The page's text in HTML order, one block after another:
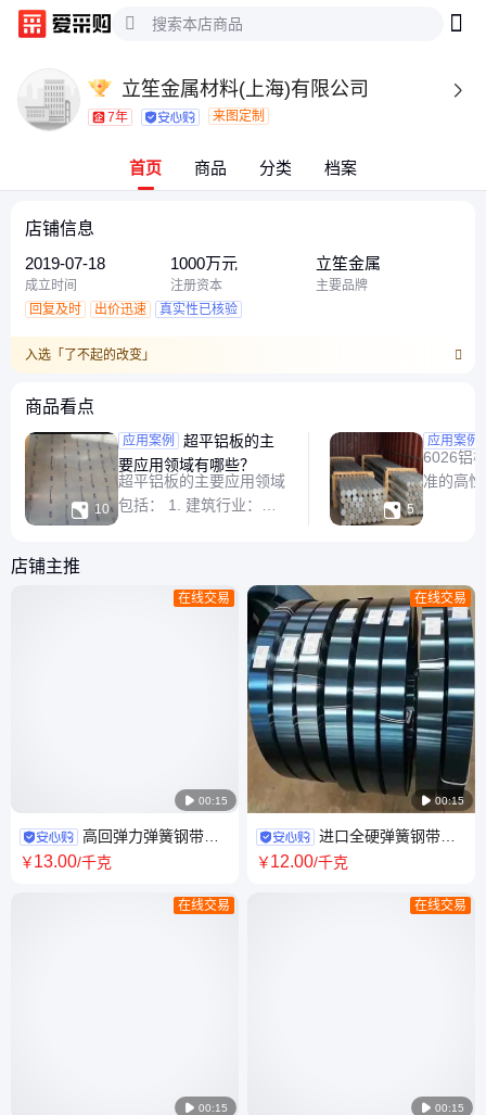
立笙金属材料(上海)有限公司 
7年 来图定制
首页 商品 分类 档案
店铺信息
2019-07-18
成立时间
1000万元
注册资本
立笙金属
主要品牌
回复及时
出价迅速 真实性已核验
入选「了不起的改变」
商品看点
 10
应用案例
要应用领域有哪些？
超平铝板的主要应用领域
包括： 1. 建筑行业：超
位，提供良好的装饰效
果，同时具备保温、隔音
和防火功能。此外，它还
具有较高的耐候性和耐腐
蚀性，能够在恶劣的气候
 5
应用案例
6026铝
准的高
是屈服强度。
系铝合
和焊接性能。 ·
优异的
店铺主推
 00:15
在线交易
高回弹力弹簧钢带
65Mn抗疲劳锰钢带 淬火发蓝加
￥13.00/千克
 00:15
在线交易
 00:15
在线交易
进口全硬弹簧钢带
SK5耐磨弹簧钢带材 批发SK7
￥12.00/千克
 00:15
在线交易